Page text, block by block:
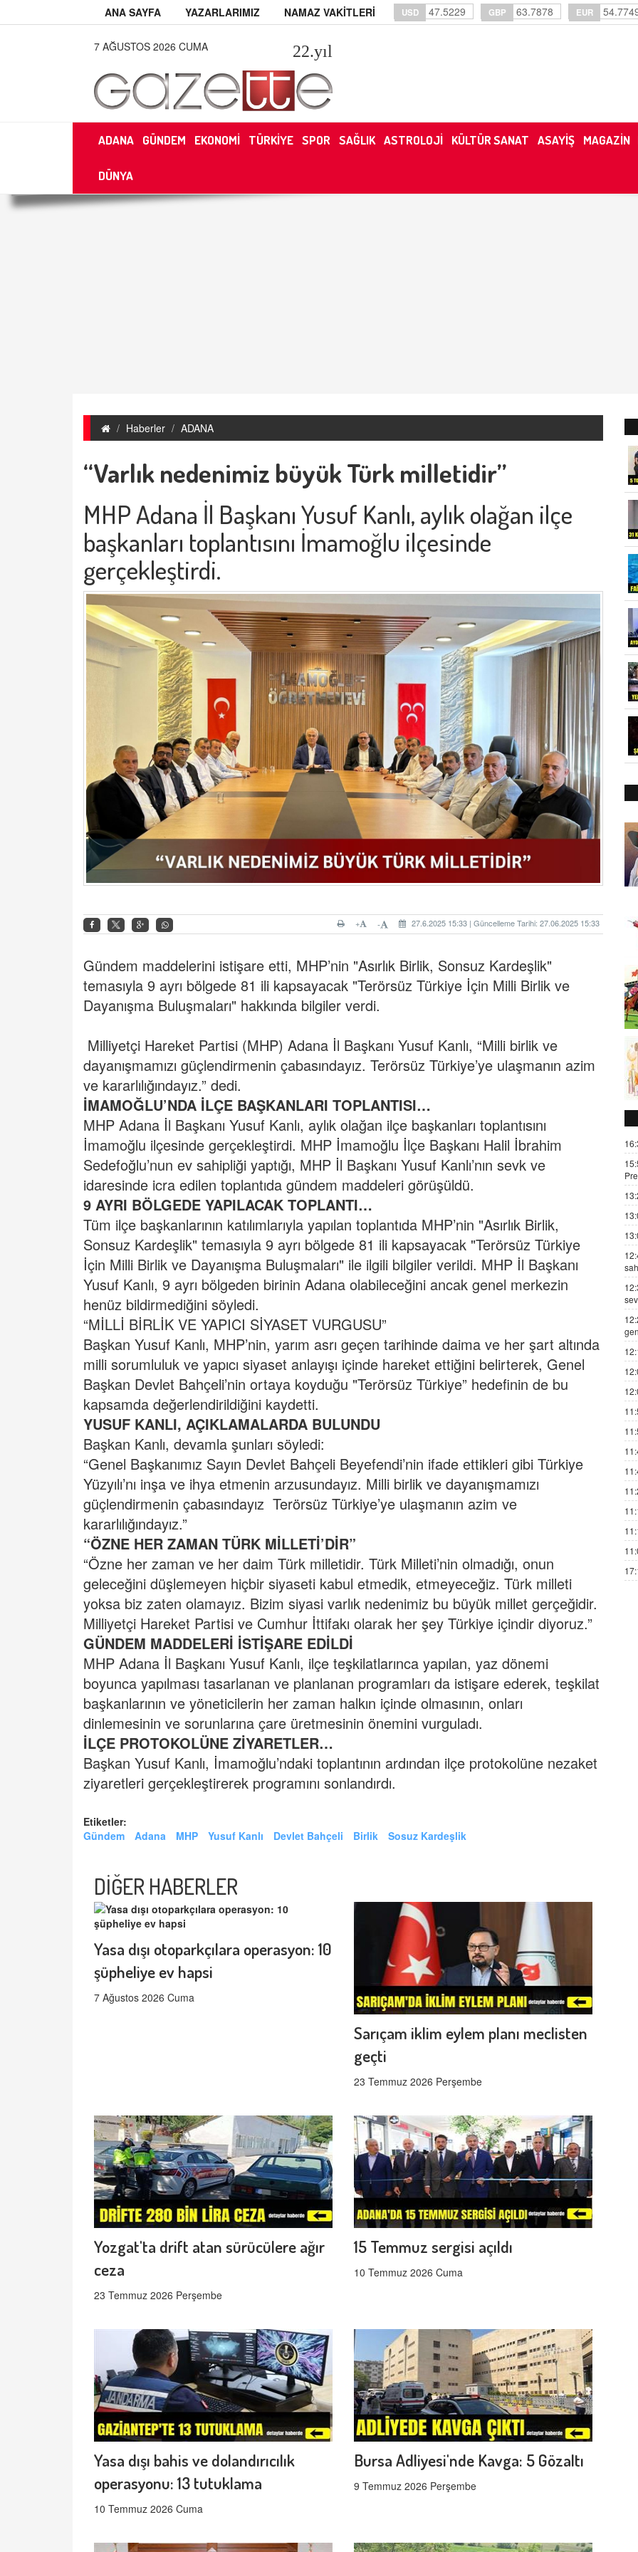
ANA SAYFA YAZARLARIMIZ NAMAZ VAKİTLERİ USD 47.5229 GBP 63.7878 EUR
7 AĞUSTOS 2026 CUMA 22.yıl
ADANA GÜNDEM EKONOMİ TÜRKİYE SPOR SAĞLIK ASTROLOJİ KÜLTÜR SANAT ASAYİŞ MAGAZİN
DÜNYA
Haberler ADANA
“Varlık nedenimiz büyük Türk milletidir”
MHP Adana İl Başkanı Yusuf Kanlı, aylık olağan ilçe
başkanları toplantısını İmamoğlu ilçesinde
gerçekleştirdi.
27.6.2025 15:33 | Güncelleme Tarihi: 27.06.2025 15:33
-
+
Gündem maddelerini istişare etti, MHP’nin "Asırlık Birlik, Sonsuz Kardeşlik"
temasıyla 9 ayrı bölgede 81 ili kapsayacak "Terörsüz Türkiye İçin Milli Birlik ve
Dayanışma Buluşmaları" hakkında bilgiler verdi.
Milliyetçi Hareket Partisi (MHP) Adana İl Başkanı Yusuf Kanlı, “Milli birlik ve
dayanışmamızı güçlendirmenin çabasındayız. Terörsüz Türkiye’ye ulaşmanın azim
ve kararlılığındayız.” dedi.
İMAMOĞLU’NDA İLÇE BAŞKANLARI TOPLANTISI…
MHP Adana İl Başkanı Yusuf Kanlı, aylık olağan ilçe başkanları toplantısını
İmamoğlu ilçesinde gerçekleştirdi. MHP İmamoğlu İlçe Başkanı Halil İbrahim
Sedefoğlu’nun ev sahipliği yaptığı, MHP İl Başkanı Yusuf Kanlı’nın sevk ve
idaresinde icra edilen toplantıda gündem maddeleri görüşüldü.
9 AYRI BÖLGEDE YAPILACAK TOPLANTI…
Tüm ilçe başkanlarının katılımlarıyla yapılan toplantıda MHP’nin "Asırlık Birlik,
Sonsuz Kardeşlik" temasıyla 9 ayrı bölgede 81 ili kapsayacak "Terörsüz Türkiye
İçin Milli Birlik ve Dayanışma Buluşmaları" ile ilgili bilgiler verildi. MHP İl Başkanı
Yusuf Kanlı, 9 ayrı bölgeden birinin Adana olabileceğini ancak genel merkezin
henüz bildirmediğini söyledi.
“MİLLİ BİRLİK VE YAPICI SİYASET VURGUSU”
Başkan Yusuf Kanlı, MHP’nin, yarım asrı geçen tarihinde daima ve her şart altında
milli sorumluluk ve yapıcı siyaset anlayışı içinde hareket ettiğini belirterek, Genel
Başkan Devlet Bahçeli’nin ortaya koyduğu "Terörsüz Türkiye” hedefinin de bu
kapsamda değerlendirildiğini kaydetti.
YUSUF KANLI, AÇIKLAMALARDA BULUNDU
Başkan Kanlı, devamla şunları söyledi:
“Genel Başkanımız Sayın Devlet Bahçeli Beyefendi’nin ifade ettikleri gibi Türkiye
Yüzyılı’nı inşa ve ihya etmenin arzusundayız. Milli birlik ve dayanışmamızı
güçlendirmenin çabasındayız Terörsüz Türkiye’ye ulaşmanın azim ve
kararlılığındayız.”
“ÖZNE HER ZAMAN TÜRK MİLLETİ’DİR”
“Özne her zaman ve her daim Türk milletidir. Türk Milleti’nin olmadığı, onun
geleceğini düşlemeyen hiçbir siyaseti kabul etmedik, etmeyeceğiz. Türk milleti
yoksa biz zaten olamayız. Bizim siyasi varlık nedenimiz bu büyük millet gerçeğidir.
Milliyetçi Hareket Partisi ve Cumhur İttifakı olarak her şey Türkiye içindir diyoruz.”
GÜNDEM MADDELERİ İSTİŞARE EDİLDİ
MHP Adana İl Başkanı Yusuf Kanlı, ilçe teşkilatlarınca yapılan, yaz dönemi
boyunca yapılması tasarlanan ve planlanan programları da istişare ederek, teşkilat
başkanlarının ve yöneticilerin her zaman halkın içinde olmasının, onları
dinlemesinin ve sorunlarına çare üretmesinin önemini vurguladı.
İLÇE PROTOKOLÜNE ZİYARETLER…
Başkan Yusuf Kanlı, İmamoğlu’ndaki toplantının ardından ilçe protokolüne nezaket
ziyaretleri gerçekleştirerek programını sonlandırdı.
Etiketler:
Gündem
Adana MHP Yusuf Kanlı Devlet Bahçeli Birlik Sosuz Kardeşlik
DİĞER HABERLER
Yasa dışı otoparkçılara operasyon: 10
şüpheliye ev hapsi
7 Ağustos 2026 Cuma
Sarıçam iklim eylem planı meclisten
geçti
23 Temmuz 2026 Perşembe
Yozgat'ta drift atan sürücülere ağır
ceza
23 Temmuz 2026 Perşembe
15 Temmuz sergisi açıldı
10 Temmuz 2026 Cuma
Yasa dışı bahis ve dolandırıcılık
operasyonu: 13 tutuklama
10 Temmuz 2026 Cuma
Bursa Adliyesi'nde Kavga: 5 Gözaltı
9 Temmuz 2026 Perşembe